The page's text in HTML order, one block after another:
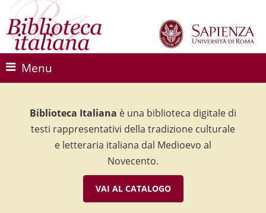
Menu
Biblioteca Italiana è una biblioteca digitale di
testi rappresentativi della tradizione culturale
e letteraria italiana dal Medioevo al
Novecento.
VAI AL CATALOGO
Biblioteca Italiana è una biblioteca digitale di
testi rappresentativi della tradizione culturale
e letteraria italiana dal Medioevo al
Novecento.
VAI AL CATALOGO
Biblioteca Italiana è una biblioteca digitale di
testi rappresentativi della tradizione culturale
e letteraria italiana dal Medioevo al
Novecento.
VAI AL CATALOGO